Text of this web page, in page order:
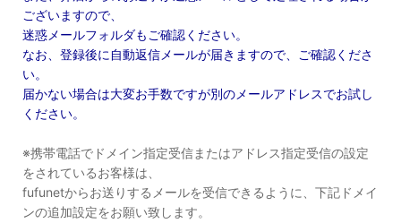
ございますので、
迷惑メールフォルダもご確認ください。
なお、登録後に自動返信メールが届きますので、ご確認くださ
い。
届かない場合は大変お手数ですが別のメールアドレスでお試し
ください。
※携帯電話でドメイン指定受信またはアドレス指定受信の設定
をされているお客様は、
fufunetからお送りするメールを受信できるように、下記ドメイ
ンの追加設定をお願い致します。